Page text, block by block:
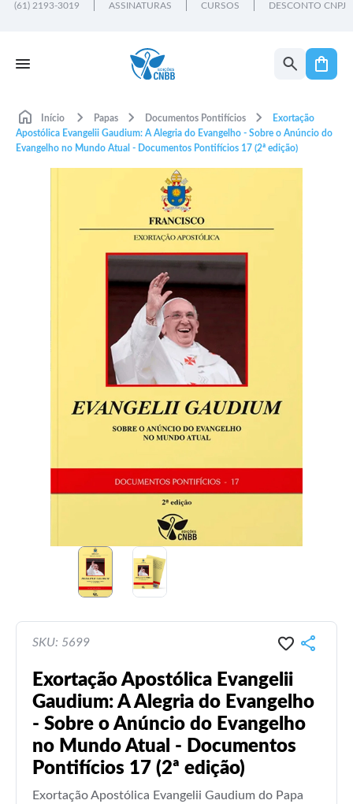
(61) 2193-3019 ASSINATURAS CURSOS DESCONTO CNPJ
Início Papas Documentos Pontifícios
Exortação
Apostólica Evangelii Gaudium: A Alegria do Evangelho - Sobre o Anúncio do
Evangelho no Mundo Atual - Documentos Pontifícios 17 (2ª edição)
SKU: 5699
Exortação Apostólica Evangelii
Gaudium: A Alegria do Evangelho
- Sobre o Anúncio do Evangelho
no Mundo Atual - Documentos
Pontifícios 17 (2ª edição)
Exortação Apostólica Evangelii Gaudium do Papa